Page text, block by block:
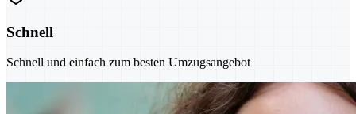
Schnell
Schnell und einfach zum besten Umzugsangebot